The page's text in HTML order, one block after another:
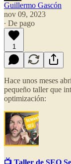
Guillermo Gascón
nov 09, 2023
∙ De pago
1
Hace unos meses
pequeño taller que
optimización:
📺 Taller de SEO